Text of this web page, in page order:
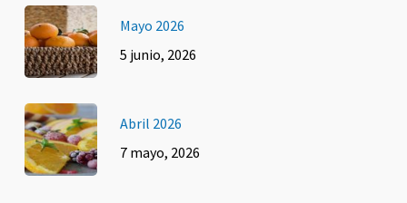
Mayo 2026
5 junio, 2026
Abril 2026
7 mayo, 2026